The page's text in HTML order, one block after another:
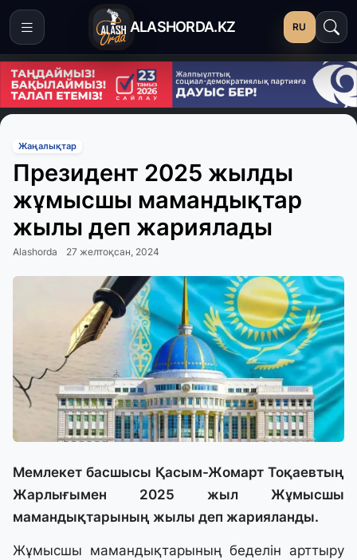
ALASHORDA.KZ RU
Жаңалықтар
Президент 2025 жылды
жұмысшы мамандықтар
жылы деп жариялады
Alashorda 27 желтоқсан, 2024
Мемлекет басшысы Қасым-Жомарт Тоқаевтың
Жарлығымен 2025 жыл Жұмысшы
мамандықтарының жылы деп жарияланды.
Жұмысшы мамандықтарының беделін арттыру